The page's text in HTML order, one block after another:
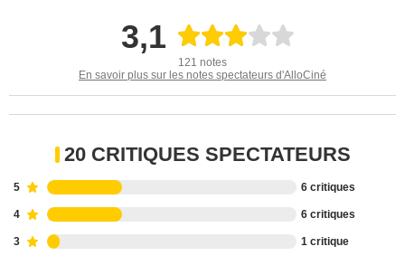
3,1
121 notes
En savoir plus sur les notes spectateurs d'AlloCiné
20 CRITIQUES SPECTATEURS
5 6 critiques
4 6 critiques
3 1 critique